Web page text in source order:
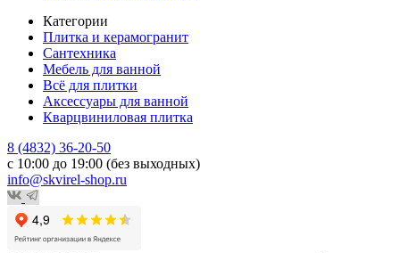
Категории
Плитка и керамогранит
Сантехника
Мебель для ванной
Всё для плитки
Аксессуары для ванной
Кварцвиниловая плитка
8 (4832) 36-20-50
с 10:00 до 19:00 (без выходных)
info@skvirel-shop.ru